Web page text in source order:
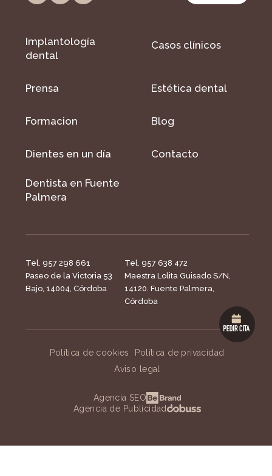
Implantología
dental
Casos clínicos
Prensa Estética dental
Formacion Blog
Dientes en un día Contacto
Dentista en Fuente
Palmera
Tel. 957 298 661
Paseo de la Victoria 53
Bajo, 14004, Córdoba
Tel. 957 638 472
Maestra Lolita Guisado S/N,
14120. Fuente Palmera,
Córdoba
Política de cookies
Política de privacidad
Aviso legal
Agencia SEO
Agencia de Publicidad